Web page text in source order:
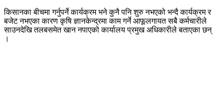
किसानका बीचमा गर्नुपर्ने कार्यक्रम भने कुनै पनि शुरु नभएको भन्दै कार्यक्रम र
बजेट नभएका कारण कृषि ज्ञानकेन्द्रमा काम गर्ने आफूलगायत सबै कर्मचारीले
साउनदेखि तलबसमेत खान नपाएको कार्यालय प्रमुख अधिकारीले बताएका छन्
।